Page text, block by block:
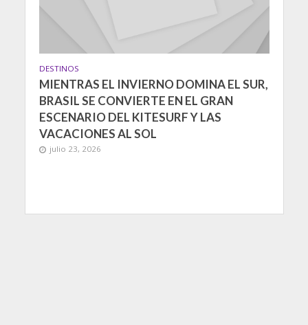
DESTINOS
MIENTRAS EL INVIERNO DOMINA EL SUR,
BRASIL SE CONVIERTE EN EL GRAN
ESCENARIO DEL KITESURF Y LAS
VACACIONES AL SOL
julio 23, 2026